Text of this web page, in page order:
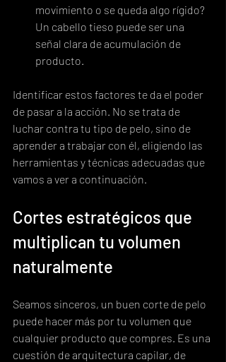
movimiento o se queda algo rígido?
Un cabello tieso puede ser una
señal clara de acumulación de
producto.
Identificar estos factores te da el poder
de pasar a la acción. No se trata de
luchar contra tu tipo de pelo, sino de
aprender a trabajar con él, eligiendo las
herramientas y técnicas adecuadas que
vamos a ver a continuación.
Cortes estratégicos que
multiplican tu volumen
naturalmente
Seamos sinceros, un buen corte de pelo
puede hacer más por tu volumen que
cualquier producto que compres. Es una
cuestión de arquitectura capilar, de